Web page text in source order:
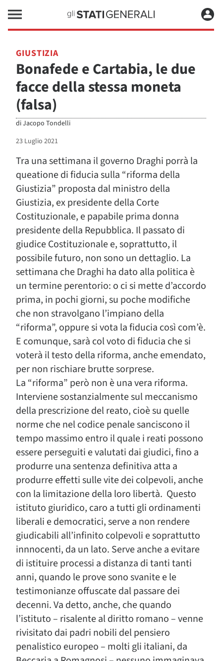
GIUSTIZIA
Bonafede e Cartabia, le due
facce della stessa moneta
(falsa)
diJacopo Tondelli
23 Luglio 2021
Tra una settimana il governo Draghi porrà la
queatione di fiducia sulla “riforma della
Giustizia” proposta dal ministro della
Giustizia, ex presidente della Corte
Costituzionale, e papabile prima donna
presidente della Repubblica. Il passato di
giudice Costituzionale e, soprattutto, il
possibile futuro, non sono un dettaglio. La
settimana che Draghi ha dato alla politica è
un termine perentorio: o ci si mette d’accordo
prima, in pochi giorni, su poche modifiche
che non stravolgano l’impiano della
“riforma”, oppure si vota la fiducia così com’è.
E comunque, sarà col voto di fiducia che si
voterà il testo della riforma, anche emendato,
per non rischiare brutte sorprese.
La “riforma” però non è una vera riforma.
Interviene sostanzialmente sul meccanismo
della prescrizione del reato, cioè su quelle
norme che nel codice penale sanciscono il
tempo massimo entro il quale i reati possono
essere perseguiti e valutati dai giudici, fino a
produrre una sentenza definitiva atta a
produrre effetti sulle vite dei colpevoli, anche
con la limitazione della loro libertà. Questo
istituto giuridico, caro a tutti gli ordinamenti
liberali e democratici, serve a non rendere
giudicabili all’infinito colpevoli e soprattutto
innnocenti, da un lato. Serve anche a evitare
di istituire processi a distanza di tanti tanti
anni, quando le prove sono svanite e le
testimonianze offuscate dal passare dei
decenni. Va detto, anche, che quando
l’istituto – risalente al diritto romano – venne
rivisitato dai padri nobili del pensiero
penalistico europeo – molti gli italiani, da